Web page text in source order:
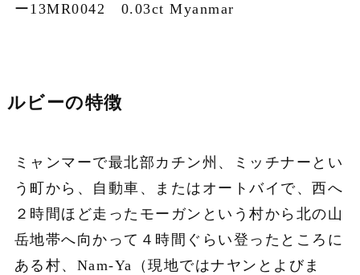
ー13MR0042 0.03ct Myanmar
ルビーの特徴
ミャンマーで最北部カチン州、ミッチナーとい
う町から、自動車、またはオートバイで、西へ
２時間ほど走ったモーガンという村から北の山
岳地帯へ向かって４時間ぐらい登ったところに
ある村、Nam-Ya（現地ではナヤンとよびま